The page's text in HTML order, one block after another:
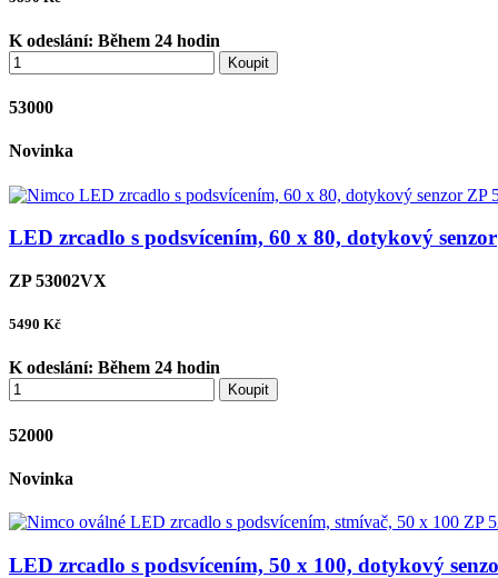
K odeslání: Během 24 hodin
Koupit
53000
Novinka
LED zrcadlo s podsvícením, 60 x 80, dotykový senzor
ZP 53002VX
5490 Kč
K odeslání: Během 24 hodin
Koupit
52000
Novinka
LED zrcadlo s podsvícením, 50 x 100, dotykový